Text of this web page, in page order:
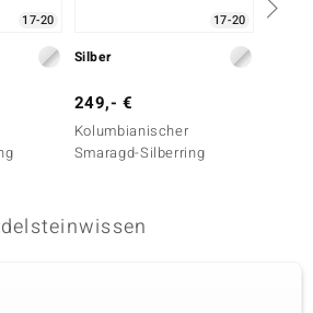
17-20 17-20
Silber
249,- €
Kolumbianischer
Smaragd-Silberring